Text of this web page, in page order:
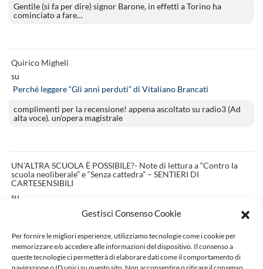
Gestisci Consenso Cookie
Per fornire le migliori esperienze, utilizziamo tecnologie come i cookie per
memorizzare e/o accedere alle informazioni del dispositivo. Il consenso a
queste tecnologie ci permetterà di elaborare dati come il comportamento di
Gentile (si fa per dire) signor Barone, in effetti a Torino ha
cominciato a fare…
Quirico Migheli
su
Perché leggere “Gli anni perduti” di Vitaliano Brancati
complimenti per la recensione! appena ascoltato su radio3 (Ad
alta voce). un’opera magistrale
UN’ALTRA SCUOLA È POSSIBILE?- Note di lettura a “Contro la
scuola neoliberale” e “Senza cattedra” – SENTIERI DI
CARTESENSIBILI
su
Scuola neoliberale: pars construens e pars destruens. Una replica
Va notato…